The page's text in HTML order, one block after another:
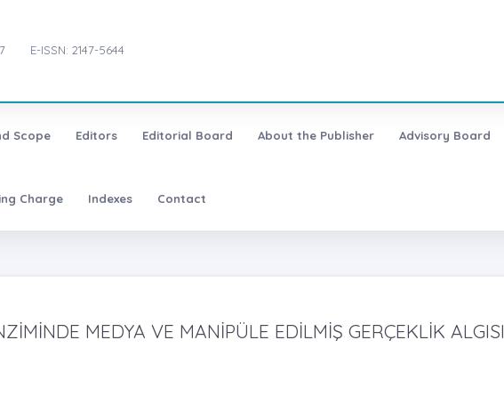
E-ISSN: 2147-5644
Scope Editors Editorial Board About the Publisher Advisory Board
Charge Indexes Contact
MEDYA VE MANİPÜLE EDİLMİŞ GERÇEKLİK ALGISI